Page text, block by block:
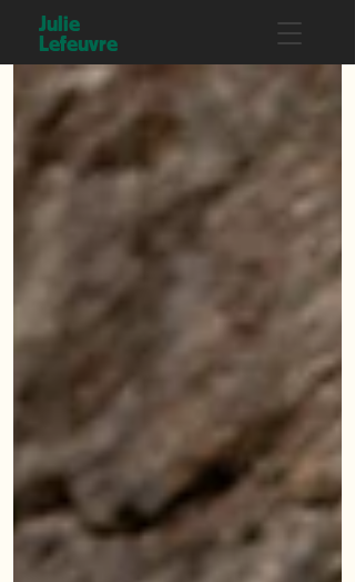
Julie
Lefeuvre